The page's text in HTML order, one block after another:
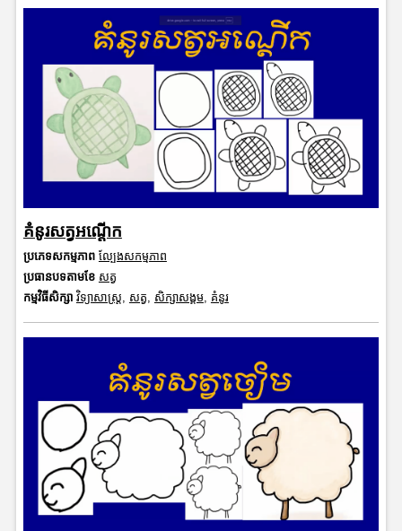
គំនូរសត្វអណ្តើក
ប្រភេទសកម្មភាព ល្បែងសកម្មភាព
ប្រធានបទតាមខែ សត្វ
កម្មវិធីសិក្សា វិទ្យាសាស្រ្ត សត្វ សិក្សាសង្គម, គំនូរ